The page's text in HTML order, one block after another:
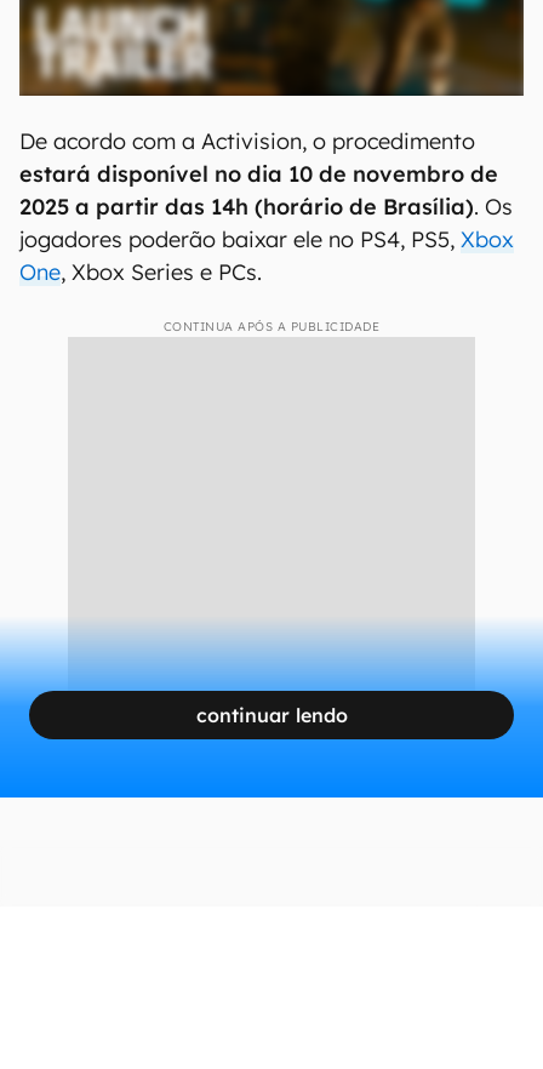
De acordo com a Activision, o procedimento
estará disponível no dia 10 de novembro de
2025 a partir das 14h (horário de Brasília). Os
jogadores poderão baixar ele no PS4, PS5, Xbox
One, Xbox Series e PCs.
CONTINUA APÓS A PUBLICIDADE
continuar lendo